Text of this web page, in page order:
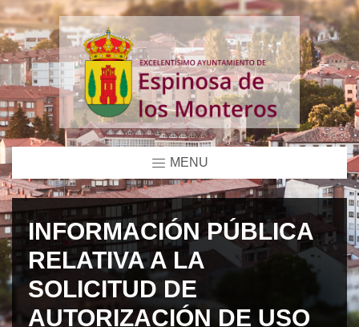
MENU
INFORMACIÓN PÚBLICA
RELATIVA A LA
SOLICITUD DE
AUTORIZACIÓN DE USO